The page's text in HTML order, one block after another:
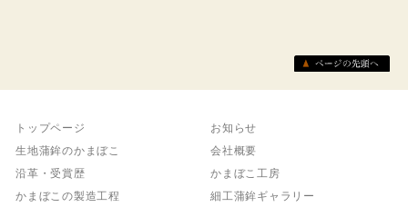
トップページ
お知らせ
生地蒲鉾のかまぼこ
会社概要
沿革・受賞歴
かまぼこ工房
かまぼこの製造工程
細工蒲鉾ギャラリー